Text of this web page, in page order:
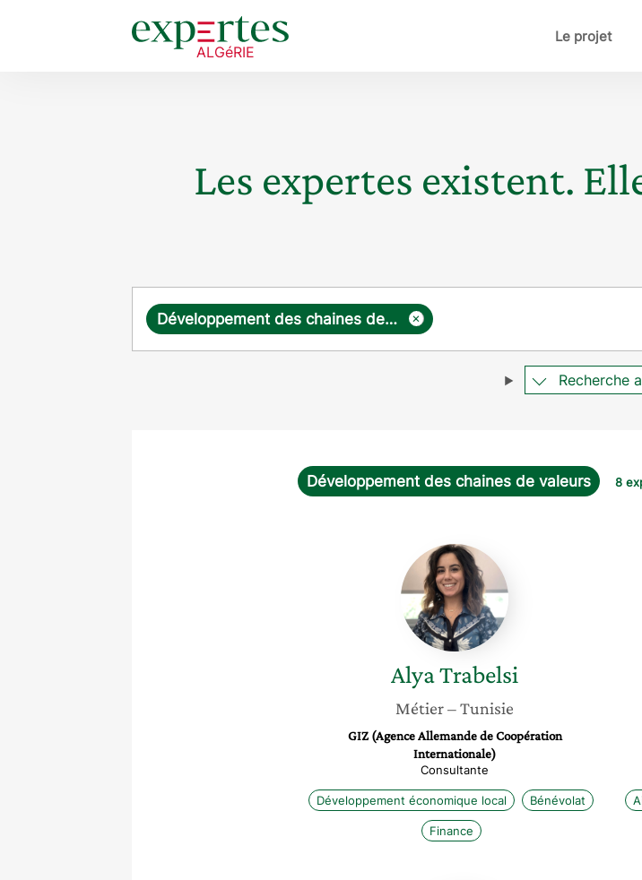
Le projet
Les expertes existent.
Requête ×
Développement des chaines de valeurs
Recherche
Développement des chaines de valeurs 8
Alya
Trabelsi
AlyaTrabelsi
Métier– Tunisie
GIZ (Agence Allemande de Coopération
Internationale)
Consultante
Développement économique local Bénévolat
Finance